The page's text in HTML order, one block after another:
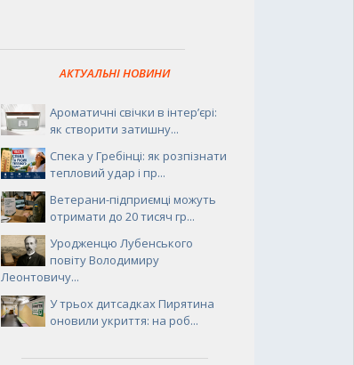
АКТУАЛЬНІ НОВИНИ
Ароматичні свічки в інтер’єрі:
як створити затишну...
Спека у Гребінці: як розпізнати
тепловий удар і пр...
Ветерани-підприємці можуть
отримати до 20 тисяч гр...
Уродженцю Лубенського
повіту Володимиру
Леонтовичу...
У трьох дитсадках Пирятина
оновили укриття: на роб...